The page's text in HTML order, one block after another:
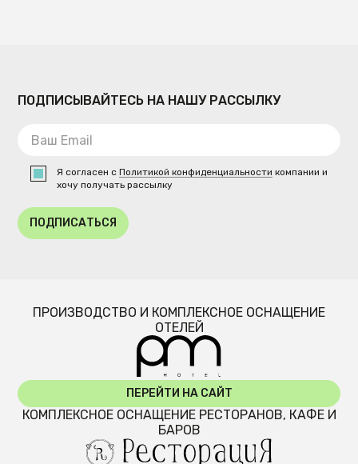
ПОДПИСЫВАЙТЕСЬ НА НАШУ РАССЫЛКУ
Я согласен сПолитикой конфиденциальности компании и
хочу получать рассылку
ПОДПИСАТЬСЯ
ПРОИЗВОДСТВО И КОМПЛЕКСНОЕ ОСНАЩЕНИЕ
ОТЕЛЕЙ
ПЕРЕЙТИ НА САЙТ
КОМПЛЕКСНОЕ ОСНАЩЕНИЕ РЕСТОРАНОВ, КАФЕ И
БАРОВ